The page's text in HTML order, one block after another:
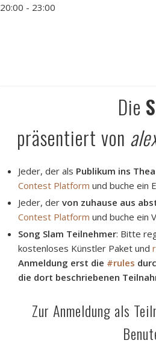
20:00 - 23:00
Die
präsentiert von
Jeder, der als Publikum ins
Contest Platform und buche ein
Jeder, dervon zuhause aus
Contest Platform und buche ein
Song Slam Teilnehmer: Bitte
kostenloses Künstler Paket und
Anmeldung erst die #rules
die dort beschriebenen
Zur Anmeldung als